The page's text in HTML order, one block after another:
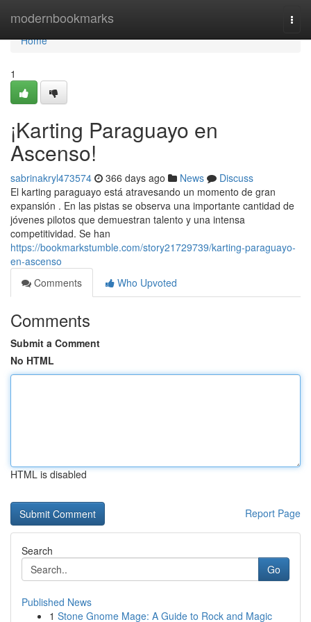
modernbookmarks
Home
Home
1
¡Karting Paraguayo en
Ascenso!
sabrinakryl473574 366 days ago News
Discuss
El karting paraguayo está atravesando un momento de gran
expansión . En las pistas se observa una importante cantidad de
jóvenes pilotos que demuestran talento y una intensa
competitividad. Se han
https://bookmarkstumble.com/story21729739/karting-paraguayo-
en-ascenso
Comments
Who Upvoted
Comments
Submit a Comment
No HTML
HTML is disabled
Report Page
Search
Go
Published News
1 Stone Gnome Mage: A Guide to Rock and Magic